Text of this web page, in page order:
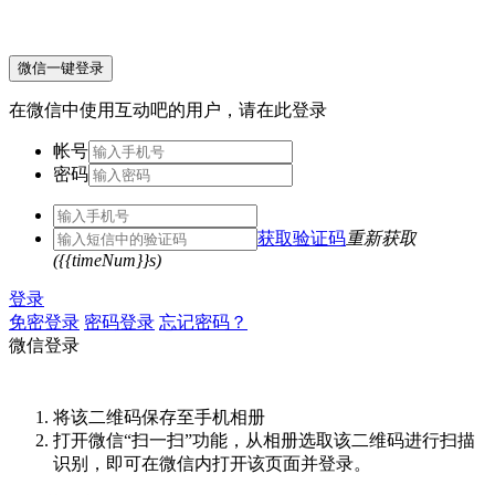
微信一键登录
在微信中使用互动吧的用户，请在此登录
帐号
密码
获取验证码重新获取
({{timeNum}}s)
登录
免密登录 密码登录 忘记密码？
微信登录
将该二维码保存至手机相册
打开微信“扫一扫”功能，从相册选取该二维码进行扫描
识别，即可在微信内打开该页面并登录。